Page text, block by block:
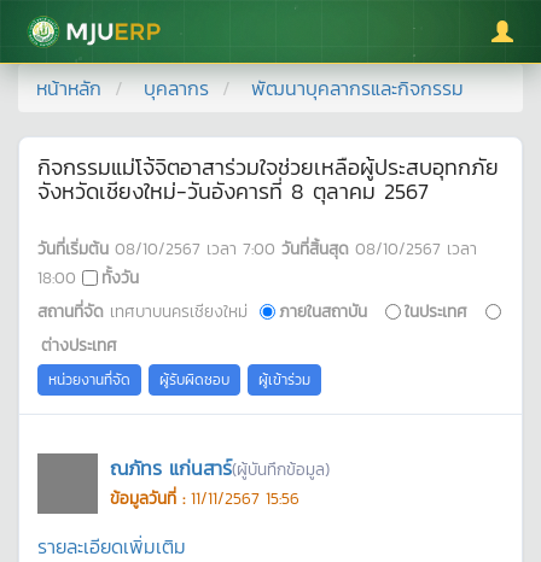
มหาวิทยาลัยแม่โจ้
หน้าหลัก บุคลากร พัฒนาบุคลากรและกิจกรรม
กิจกรรมแม่โจ้จิตอาสาร่วมใจช่วยเหลือผู้ประสบอุทกภัย
จังหวัดเชียงใหม่-วันอังคารที่ 8 ตุลาคม 2567
วันที่เริ่มต้น 08/10/2567 เวลา 7:00 วันที่สิ้นสุด 08/10/2567 เวลา
18:00
ทั้งวัน
สถานที่จัด เทศบาบนครเชียงใหม่ ภายในสถาบัน
ในประเทศ
ต่างประเทศ
หน่วยงานที่จัด ผู้รับผิดชอบ ผู้เข้าร่วม
ณภัทร แก่นสาร์(ผู้บันทึกข้อมูล)
ข้อมูลวันที่ : 11/11/2567 15:56
รายละเอียดเพิ่มเติม